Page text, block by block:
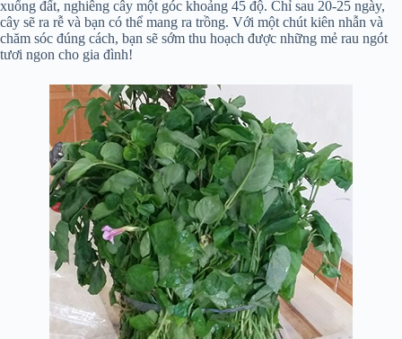
xuống đất, nghiêng cây một góc khoảng 45 độ. Chỉ sau 20-25 ngày,
cây sẽ ra rễ và bạn có thể mang ra trồng. Với một chút kiên nhẫn và
chăm sóc đúng cách, bạn sẽ sớm thu hoạch được những mẻ rau ngót
tươi ngon cho gia đình!